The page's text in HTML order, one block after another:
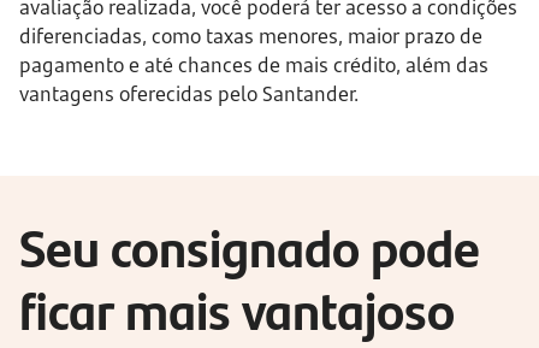
avaliação realizada, você poderá ter acesso a condições
diferenciadas, como taxas menores, maior prazo de
pagamento e até chances de mais crédito, além das
vantagens oferecidas pelo Santander.
Seu consignado pode
ficar mais vantajoso